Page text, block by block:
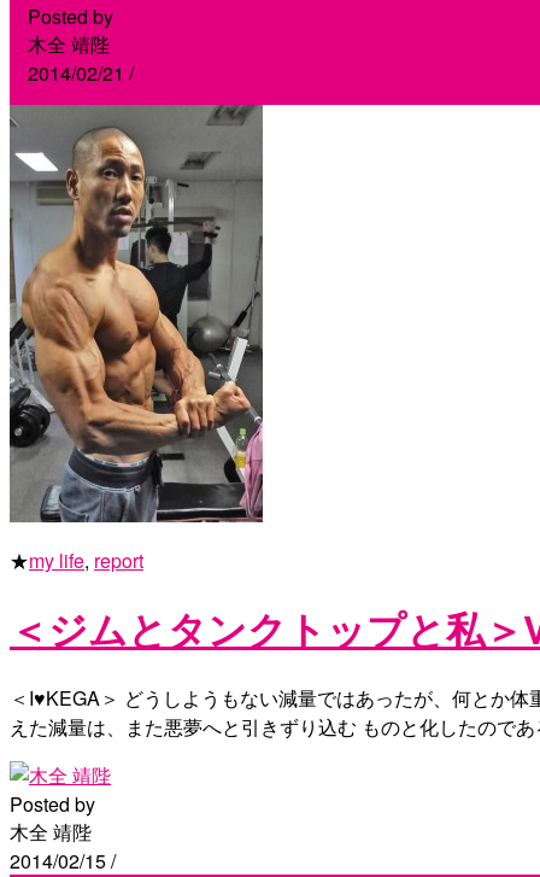
Posted by
木全 靖陛
2014/02/21 /
★my life, report
＜ジムとタンクトップと私＞
＜I♥KEGA＞ どうしようもない減量ではあったが、何とか
えた減量は、また悪夢へと引きずり込む ものと化したので
Posted by
木全 靖陛
2014/02/15/